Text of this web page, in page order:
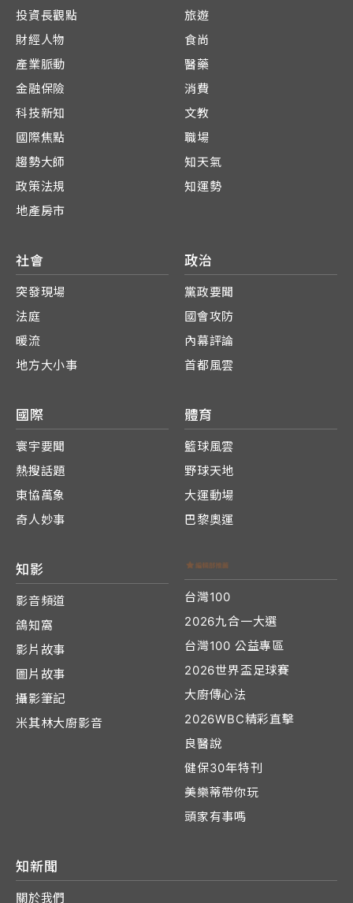
投資長觀點
財經人物
產業脈動
金融保險
科技新知
國際焦點
趨勢大師
政策法規
地產房市
旅遊
食尚
醫藥
消費
文教
職場
知天氣
知運勢
社會
突發現場
法庭
暖流
地方大小事
政治
黨政要聞
國會攻防
內幕評論
首都風雲
國際
寰宇要聞
熱搜話題
東協萬象
奇人妙事
體育
籃球風雲
野球天地
大運動場
巴黎奧運
知影
影音頻道
鴿知窩
影片故事
圖片故事
攝影筆記
米其林大廚影音
台灣100
2026九合一大選
台灣100 公益專區
2026世界盃足球賽
大廚傳心法
2026WBC精彩直擊
良醫說
健保30年特刊
美樂蒂帶你玩
頭家有事嗎
知新聞
關於我們